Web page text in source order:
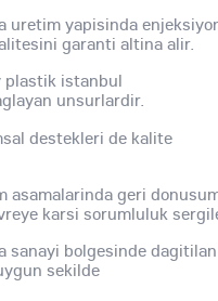
uretim yapisinda
garanti altina alir.
plastik istanbul
unsurlardir.
destekleri de kalite
asamalarinda geri
karsi sorumluluk
sanayi bolgesinde dagitilan
sekilde